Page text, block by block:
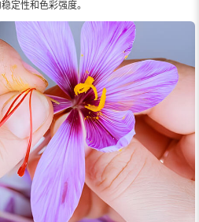
定性和色彩强度。